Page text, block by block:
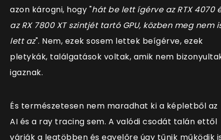
azon károgni, hogy "hát be lett ígérve az RTX 4070
az RX 7800 XT szintjét tartó GPU, közben meg nem
lett az". Nem, ezek sosem lettek beígérve, ezek
pletykák, találgatások voltak, amik nem
igaznak.
És természetesen nem maradhat ki a képletből az
AI és a ray tracing sem. A valódi csodát talán ettől
várják a legtöbben és egyelőre úgy tűnik működik